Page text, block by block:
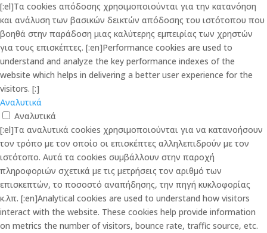
[:el]Τα cookies απόδοσης χρησιμοποιούνται για την κατανόηση
και ανάλυση των βασικών δεικτών απόδοσης του ιστότοπου που
βοηθά στην παράδοση μιας καλύτερης εμπειρίας των χρηστών
για τους επισκέπτες. [:en]Performance cookies are used to
understand and analyze the key performance indexes of the
website which helps in delivering a better user experience for the
visitors. [:]
Αναλυτικά
Αναλυτικά
[:el]Τα αναλυτικά cookies χρησιμοποιούνται για να κατανοήσουν
τον τρόπο με τον οποίο οι επισκέπτες αλληλεπιδρούν με τον
ιστότοπο. Αυτά τα cookies συμβάλλουν στην παροχή
πληροφοριών σχετικά με τις μετρήσεις τον αριθμό των
επισκεπτών, το ποσοστό αναπήδησης, την πηγή κυκλοφορίας
κ.λπ. [:en]Analytical cookies are used to understand how visitors
interact with the website. These cookies help provide information
on metrics the number of visitors, bounce rate, traffic source, etc.